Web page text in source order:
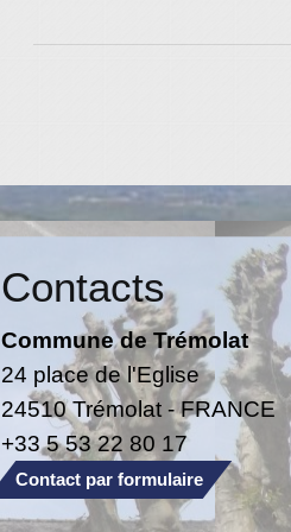
Contacts
Commune de Trémolat
24 place de l'Eglise
24510 Trémolat - FRANCE
+33 5 53 22 80 17
Contact par formulaire